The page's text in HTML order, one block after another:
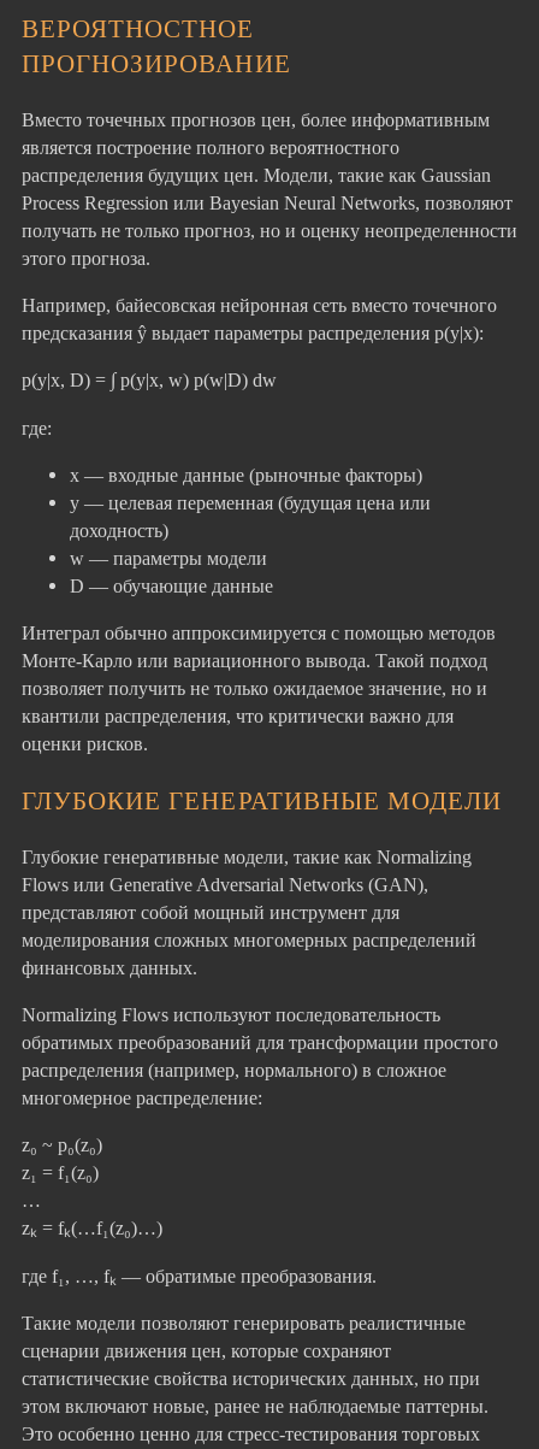
ВЕРОЯТНОСТНОЕ
ПРОГНОЗИРОВАНИЕ
Вместо точечных прогнозов цен, более информативным
является построение полного вероятностного
распределения будущих цен. Модели, такие как Gaussian
Process Regression или Bayesian Neural Networks, позволяют
получать не только прогноз, но и оценку неопределенности
этого прогноза.
Например, байесовская нейронная сеть вместо точечного
предсказания ŷ выдает параметры распределения p(y|x):
p(y|x, D) = ∫ p(y|x, w) p(w|D) dw
где:
x — входные данные (рыночные факторы)
y — целевая переменная (будущая цена или
доходность)
w — параметры модели
D — обучающие данные
Интеграл обычно аппроксимируется с помощью методов
Монте-Карло или вариационного вывода. Такой подход
позволяет получить не только ожидаемое значение, но и
квантили распределения, что критически важно для
оценки рисков.
ГЛУБОКИЕ ГЕНЕРАТИВНЫЕ МОДЕЛИ
Глубокие генеративные модели, такие как Normalizing
Flows или Generative Adversarial Networks (GAN),
представляют собой мощный инструмент для
моделирования сложных многомерных распределений
финансовых данных.
Normalizing Flows используют последовательность
обратимых преобразований для трансформации простого
распределения (например, нормального) в сложное
многомерное распределение:
z₀ ~ p₀(z₀)
z₁ = f₁(z₀)
…
zₖ = fₖ(…f₁(z₀)…)
где f₁, …, fₖ — обратимые преобразования.
Такие модели позволяют генерировать реалистичные
сценарии движения цен, которые сохраняют
статистические свойства исторических данных, но при
этом включают новые, ранее не наблюдаемые паттерны.
Это особенно ценно для стресс-тестирования торговых